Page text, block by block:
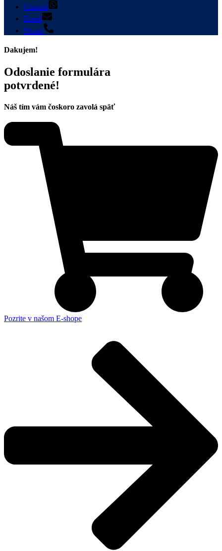
Custom
Email
Phone
Dakujem!
Odoslanie formulára
potvrdené!
Náš tím vám čoskoro zavolá späť
Pozrite v našom E-shope